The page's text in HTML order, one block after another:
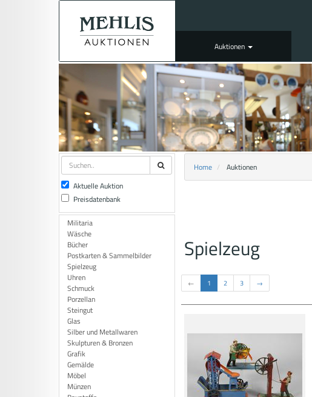
Auktionen
Aktuelle Auktion
Preisdatenbank
Militaria
Wäsche
Bücher
Postkarten & Sammelbilder
Spielzeug
Uhren
Schmuck
Porzellan
Steingut
Glas
Silber und Metallwaren
Skulpturen & Bronzen
Grafik
Gemälde
Möbel
Münzen
Home Auktionen
Spielzeug
← 1 2 3 →